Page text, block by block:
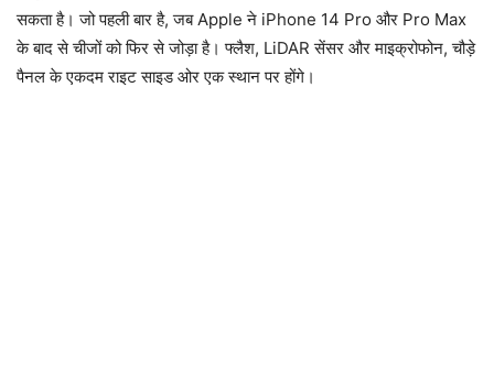
सकता है। जो पहली बार है, जब Apple ने iPhone 14 Pro और Pro Max
के बाद से चीजों को फिर से जोड़ा है। फ्लैश, LiDAR सेंसर और माइक्रोफोन, चौड़े
पैनल के एकदम राइट साइड ओर एक स्थान पर होंगे।